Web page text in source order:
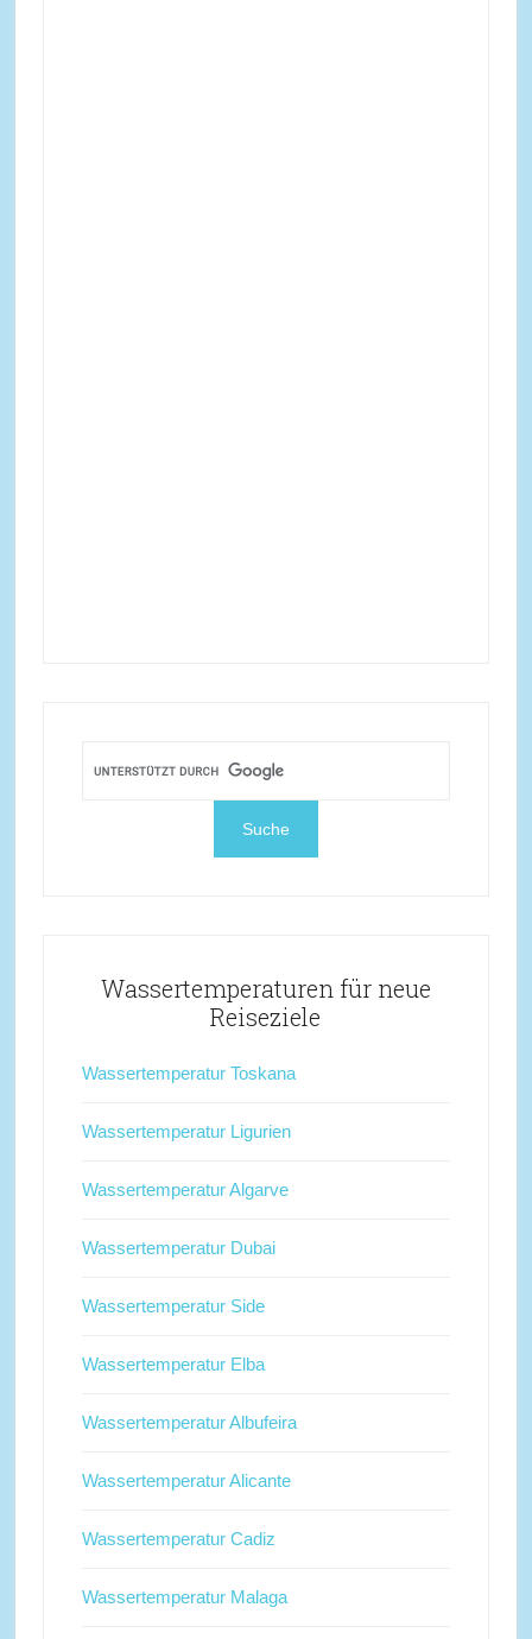
Wassertemperaturen für neue
Reiseziele
Wassertemperatur Toskana
Wassertemperatur Ligurien
Wassertemperatur Algarve
Wassertemperatur Dubai
Wassertemperatur Side
Wassertemperatur Elba
Wassertemperatur Albufeira
Wassertemperatur Alicante
Wassertemperatur Cadiz
Wassertemperatur Malaga